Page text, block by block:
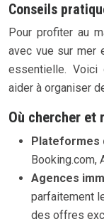
Conseils
Pour profiter au
avec vue sur mer
essentielle. Voici
aider à organiser
Où chercher et
Plateformes
Booking.com,
Agences
parfaitement
des offres